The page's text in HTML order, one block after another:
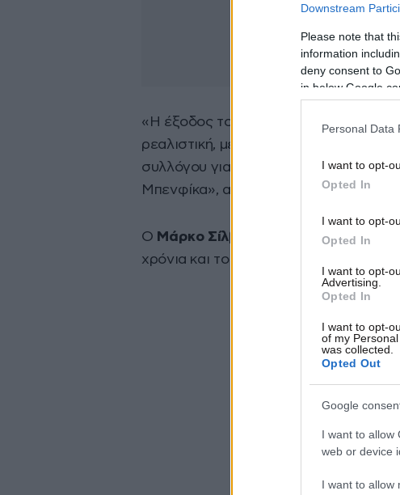
Downstream
Please note that
information
deny consent to
in below Google
Personal Data
I want to opt-
Opted In
I want to opt-
Opted In
I want to opt-
Advertising.
Opted In
I want to opt-
of my
was collected.
Opted Out
Google
I want to allow
web or device
I want to allow
«Η έξοδος του Μουρίνιο από από την
ρεαλιστική, με τον Μάρκο Σίλβα να
συλλόγου για να αναλάβει τη θέση και
Μπενφίκα», αναφέρει χαρακτηριστικά
Ο Μάρκο Σίλβα
βρίσκεται στην
χρόνια και το συμβολαιό του